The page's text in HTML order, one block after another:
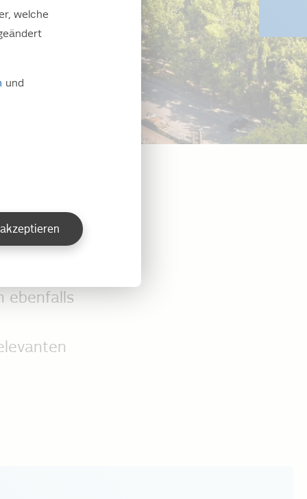
für
im
ebenfalls
welche
und